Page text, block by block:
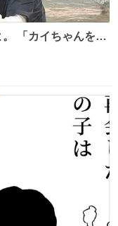
い
ぞ。」って。